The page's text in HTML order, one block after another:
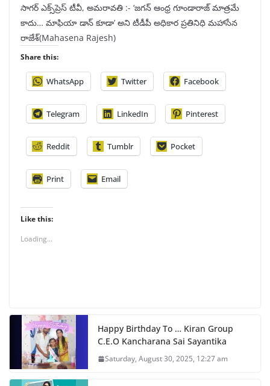
సాగర్ ఎక్స్‌ప్రెస్ టీవీ, అమరావతి :- ‘జగన్‌ ఆంధ్ర గూండారాజ్‌ మాత్రమే
కాదు… మాఫియా డాన్‌ కూడా’ అని టీడీపీ అధికార ప్రతినిధి మహాసేన
రాజేశ్‌(Mahasena Rajesh)
Share this:
WhatsApp Twitter Facebook
Telegram LinkedIn Pinterest
Reddit Tumblr Pocket
Print Email
Like this:
Loading...
Happy Birthday To … Kiran Group
C.E.O Kancharana Sai Sayantika
Saturday, August 30, 2025, 12:27 am